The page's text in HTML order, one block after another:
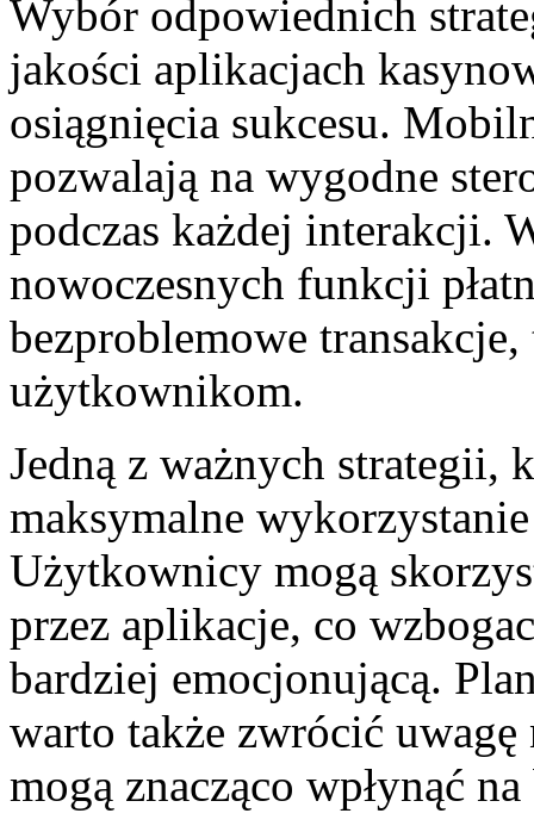
Wybór odpowiednich
jakości aplikacjach
osiągnięcia sukcesu.
pozwalają na wygodne
podczas każdej interakcji.
nowoczesnych funkcji
bezproblemowe
użytkownikom.
Jedną z ważnych strategii,
maksymalne
Użytkownicy mogą
przez aplikacje, co
bardziej emocjonującą.
warto także zwrócić
mogą znacząco wpłynąć